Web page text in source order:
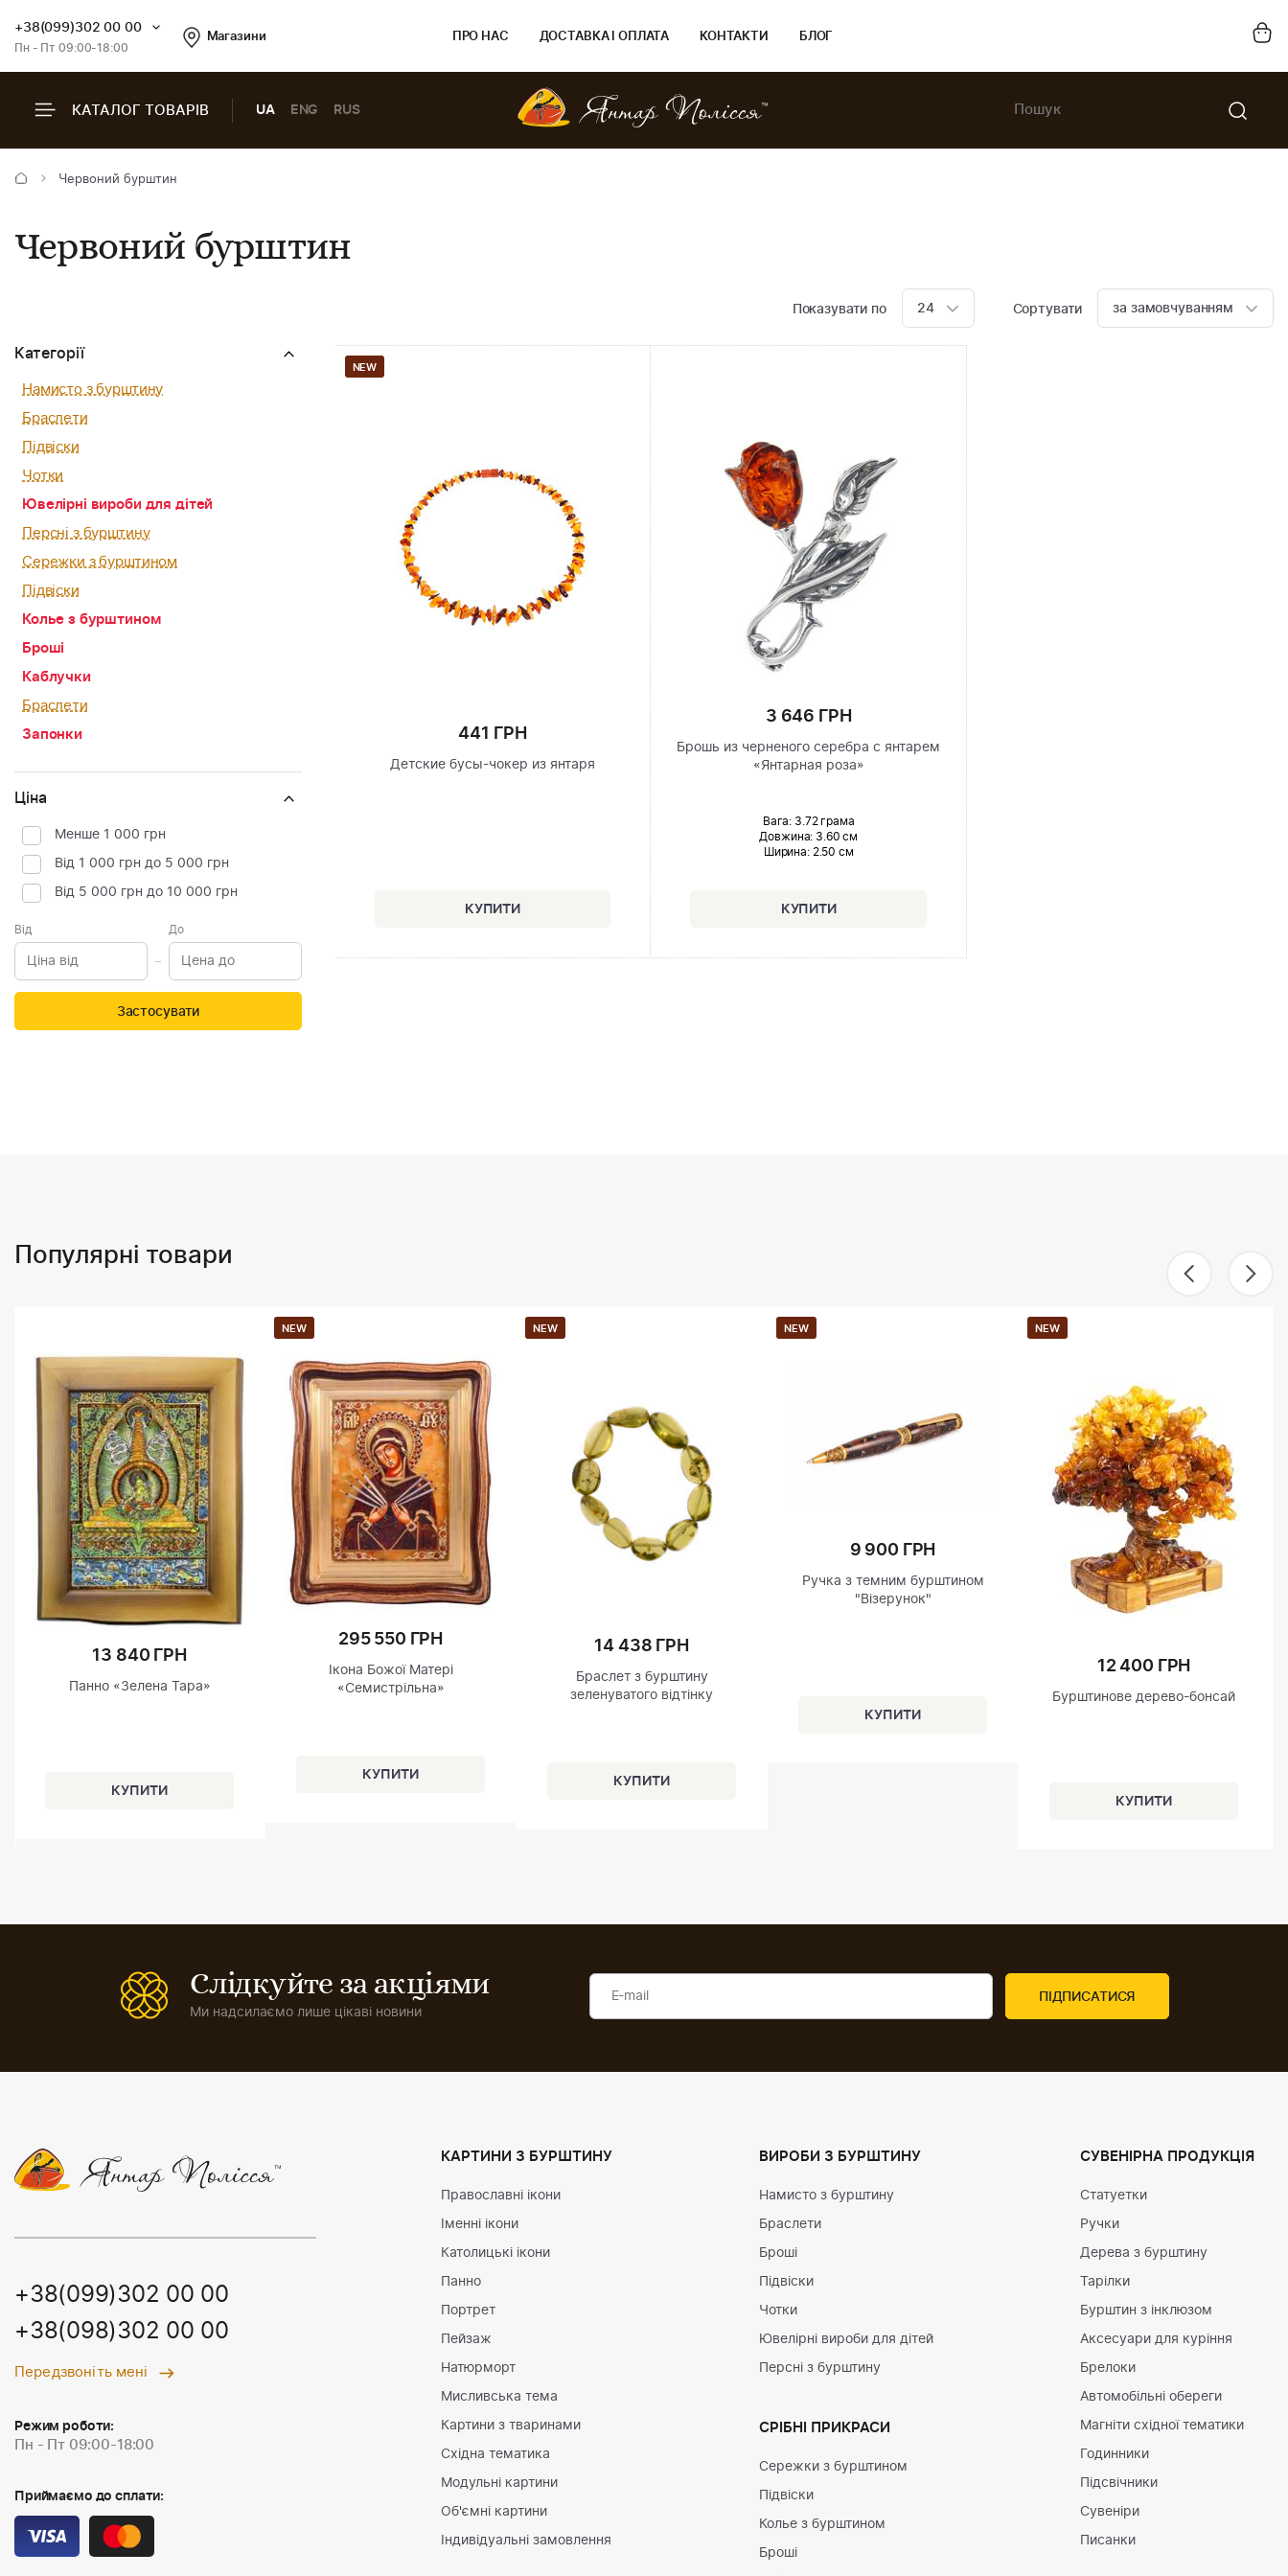
+38(099)302 00 00
Пн - Пт 09:00-18:00
Магазини ПРО НАС ДОСТАВКА І ОПЛАТА КОНТАКТИ БЛОГ
КАТАЛОГ ТОВАРІВ UA ENG RUS
Червоний бурштин
Червоний бурштин
Показувати по 24 Сортувати за замовчуванням
Категорії
Намисто з бурштину
Браслети
Підвіски
Чотки
Ювелірні вироби для дітей
Персні з бурштину
Сережки з бурштином
Підвіски
Колье з бурштином
Броші
Каблучки
Браслети
Запонки
Ціна
Менше 1 000 грн
Від 1 000 грн до 5 000 грн
Від 5 000 грн до 10 000 грн
Від До
Застосувати
NEW
441 ГРН
Детские бусы-чокер из янтаря
3 646 ГРН
Брошь из черненого серебра с янтарем
«Янтарная роза»
Вага: 3.72 грама
Довжина: 3.60 см
Ширина: 2.50 см
Популярні товари
13 840 ГРН
Панно «Зелена Тара»
NEW
295 550 ГРН
Ікона Божої Матері
«Семистрільна»
NEW
14 438 ГРН
Браслет з бурштину
зеленуватого відтінку
NEW
9 900 ГРН
Ручка з темним бурштином
"Візерунок"
NEW
12 400 ГРН
Бурштинове дерево-бонсай
Слідкуйте за акціями
Ми надсилаємо лише цікаві новини
+38(099)302 00 00
+38(098)302 00 00
Передзвоніть мені
Режим роботи:
Пн - Пт 09:00-18:00
Приймаємо до сплати:
КАРТИНИ З БУРШТИНУ
Православні ікони
Іменні ікони
Католицькі ікони
Панно
Портрет
Пейзаж
Натюрморт
Мисливська тема
Картини з тваринами
Східна тематика
Модульні картини
Об'ємні картини
Індивідуальні замовлення
ВИРОБИ З БУРШТИНУ
Намисто з бурштину
Браслети
Броші
Підвіски
Чотки
Ювелірні вироби для дітей
Персні з бурштину
СРІБНІ ПРИКРАСИ
Сережки з бурштином
Підвіски
Колье з бурштином
Броші
СУВЕНІРНА ПРОДУКЦІЯ
Статуетки
Ручки
Дерева з бурштину
Тарілки
Бурштин з інклюзом
Аксесуари для куріння
Брелоки
Автомобільні обереги
Магніти східної тематики
Годинники
Підсвічники
Сувеніри
Писанки